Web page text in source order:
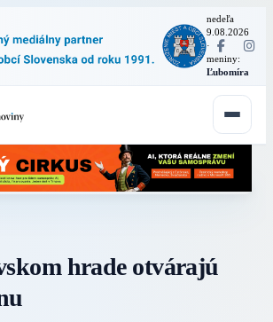
nedeľa
9.08.2026
·
meniny:
Ľubomíra
hrade otvárajú